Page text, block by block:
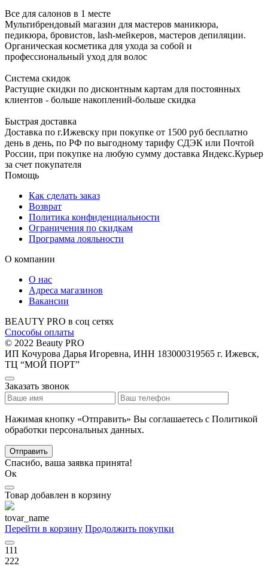
Все для салонов в 1 месте
Мультибрендовый магазин для мастеров маникюра,
педикюра, бровистов, lash-мейкеров, мастеров депиляции.
Органическая косметика для ухода за собой и
профессиональный уход для волос
Система скидок
Растущие скидки по дисконтным картам для постоянных
клиентов - больше накоплений-больше скидка
Быстрая доставка
Доставка по г.Ижевску при покупке от 1500 руб бесплатно
день в день, по РФ по выгодному тарифу СДЭК или Почтой
России, при покупке на любую сумму доставка Яндекс.Курьер
за счет покупателя
Помощь
Как сделать заказ
Возврат
Политика конфиденциальности
Ограничения по скидкам
Программа лояльности
О компании
О нас
Адреса магазинов
Вакансии
BEAUTY PRO в соц сетях
Способы оплаты
© 2022 Beauty PRO
ИП Кочурова Дарья Игоревна, ИНН 183000319565 г. Ижевск,
ТЦ “МОЙ ПОРТ”
Заказать звонок
Нажимая кнопку «Отправить» Вы соглашаетесь с Политикой
обработки персональных данных.
Отправить
Спасибо, ваша заявка принята!
Ок
Товар добавлен в корзину
tovar_name
Перейти в корзину Продолжить покупки
111
222